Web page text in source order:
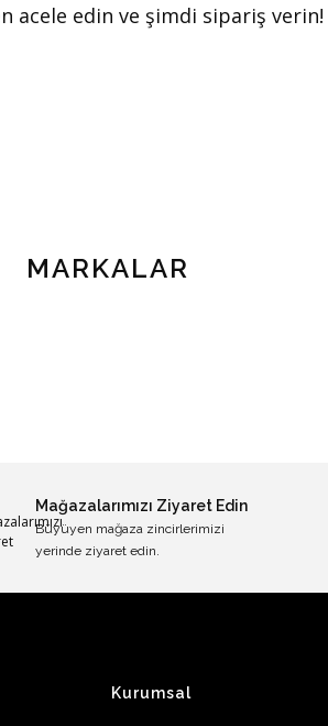
acele edin ve şimdi sipariş verin!
MARKALAR
Mağazalarımızı Ziyaret Edin
Büyüyen mağaza zincirlerimizi
yerinde ziyaret edin.
Kurumsal